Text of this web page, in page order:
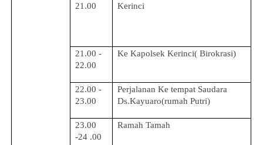
21.00
Kerinci
21.00 -
22.00
Ke Kapolsek Kerinci( Birokrasi)
22.00 -
23.00
Perjalanan Ke tempat Saudara
Ds.Kayuaro(rumah Putri)
23.00
-24 .00
Ramah Tamah